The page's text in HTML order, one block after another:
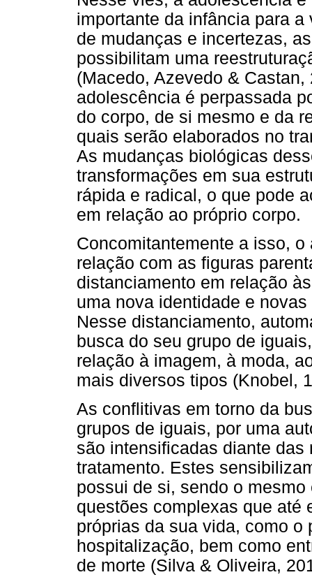
importante da infância para
de mudanças e incertezas,
possibilitam uma
(Macedo, Azevedo &
adolescência é perpassada
do corpo, de si mesmo e da
quais serão elaborados no
As mudanças biológicas
transformações em sua
rápida e radical, o que pode
em relação ao próprio corpo.
Concomitantemente a isso,
relação com as figuras
distanciamento em relação
uma nova identidade e
Nesse distanciamento,
busca do seu grupo de
relação à imagem, à moda,
mais diversos tipos (Knobel,
As conflitivas em torno da
grupos de iguais, por uma
são intensificadas diante
tratamento. Estes
possui de si, sendo o
questões complexas que até
próprias da sua vida, como o
hospitalização, bem como
de morte (Silva & Oliveira,